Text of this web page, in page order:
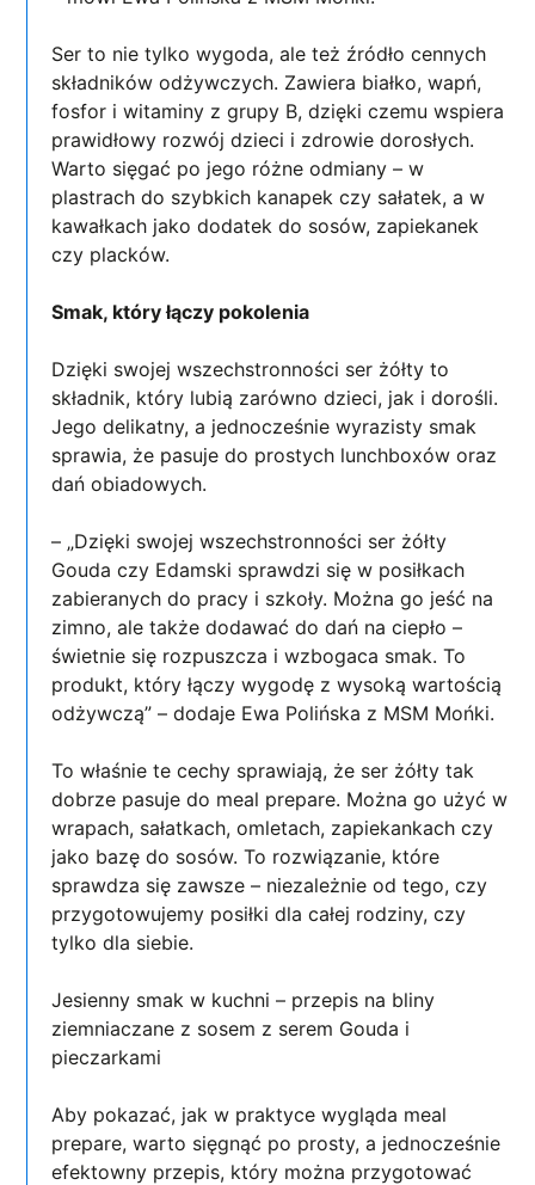
Ser to nie tylko wygoda, ale też źródło cennych
składników odżywczych. Zawiera białko, wapń,
fosfor i witaminy z grupy B, dzięki czemu wspiera
prawidłowy rozwój dzieci i zdrowie dorosłych.
Warto sięgać po jego różne odmiany – w
plastrach do szybkich kanapek czy sałatek, a w
kawałkach jako dodatek do sosów, zapiekanek
czy placków.
Smak, który łączy pokolenia
Dzięki swojej wszechstronności ser żółty to
składnik, który lubią zarówno dzieci, jak i dorośli.
Jego delikatny, a jednocześnie wyrazisty smak
sprawia, że pasuje do prostych lunchboxów oraz
dań obiadowych.
– „Dzięki swojej wszechstronności ser żółty
Gouda czy Edamski sprawdzi się w posiłkach
zabieranych do pracy i szkoły. Można go jeść na
zimno, ale także dodawać do dań na ciepło –
świetnie się rozpuszcza i wzbogaca smak. To
produkt, który łączy wygodę z wysoką wartością
odżywczą” – dodaje Ewa Polińska z MSM Mońki.
To właśnie te cechy sprawiają, że ser żółty tak
dobrze pasuje do meal prepare. Można go użyć w
wrapach, sałatkach, omletach, zapiekankach czy
jako bazę do sosów. To rozwiązanie, które
sprawdza się zawsze – niezależnie od tego, czy
przygotowujemy posiłki dla całej rodziny, czy
tylko dla siebie.
Jesienny smak w kuchni – przepis na bliny
ziemniaczane z sosem z serem Gouda i
pieczarkami
Aby pokazać, jak w praktyce wygląda meal
prepare, warto sięgnąć po prosty, a jednocześnie
efektowny przepis, który można przygotować